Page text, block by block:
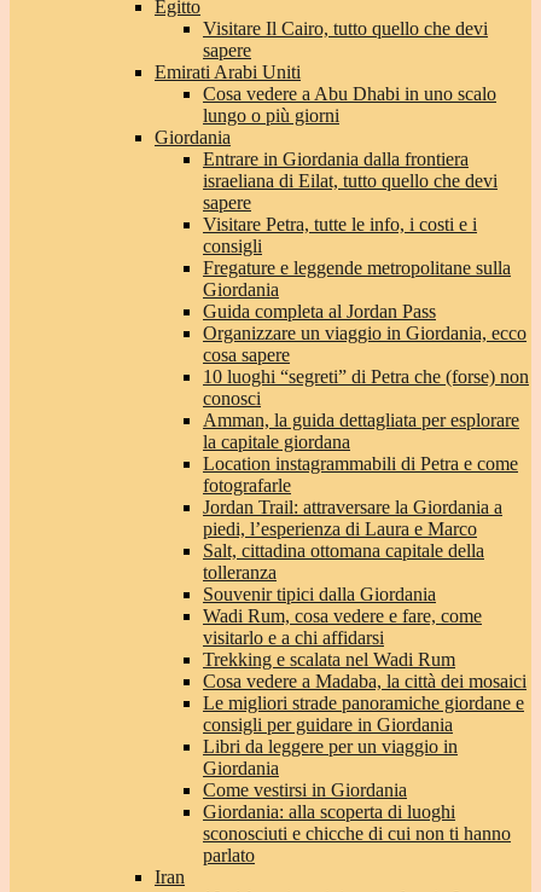
Egitto
Visitare Il Cairo, tutto quello che devi
sapere
Emirati Arabi Uniti
Cosa vedere a Abu Dhabi in uno scalo
lungo o più giorni
Giordania
Entrare in Giordania dalla frontiera
israeliana di Eilat, tutto quello che devi
sapere
Visitare Petra, tutte le info, i costi e i
consigli
Fregature e leggende metropolitane sulla
Giordania
Guida completa al Jordan Pass
Organizzare un viaggio in Giordania, ecco
cosa sapere
10 luoghi “segreti” di Petra che (forse) non
conosci
Amman, la guida dettagliata per esplorare
la capitale giordana
Location instagrammabili di Petra e come
fotografarle
Jordan Trail: attraversare la Giordania a
piedi, l’esperienza di Laura e Marco
Salt, cittadina ottomana capitale della
tolleranza
Souvenir tipici dalla Giordania
Wadi Rum, cosa vedere e fare, come
visitarlo e a chi affidarsi
Trekking e scalata nel Wadi Rum
Cosa vedere a Madaba, la città dei mosaici
Le migliori strade panoramiche giordane e
consigli per guidare in Giordania
Libri da leggere per un viaggio in
Giordania
Come vestirsi in Giordania
Giordania: alla scoperta di luoghi
sconosciuti e chicche di cui non ti hanno
parlato
Iran